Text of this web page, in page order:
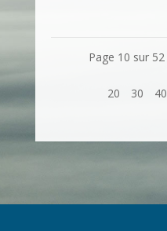
Page 10 sur 52
20
30 40